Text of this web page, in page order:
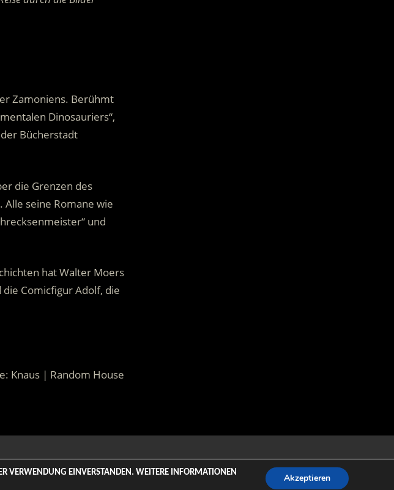
Zamoniens. Berühmt
Dinosauriers“,
Bücherstadt
die Grenzen des
seine Romane wie
und
hat Walter Moers
die Comicfigur Adolf, die
Knaus | Random House
Theme: Tortuga von ThemeZee.
VERWENDUNG EINVERSTANDEN. WEITERE INFORMATIONEN
Akzeptieren